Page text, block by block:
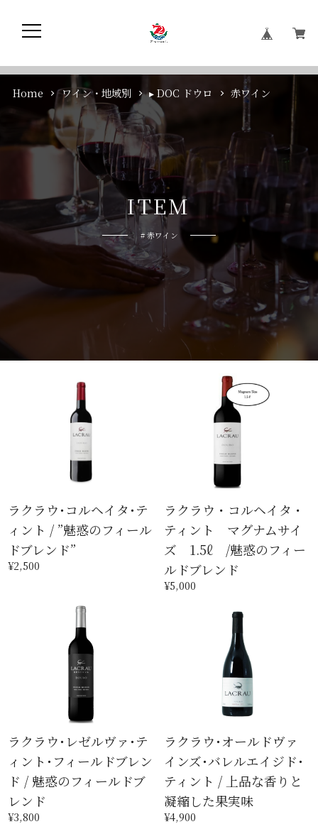
ITEM
# 赤ワイン
Home ワイン・地域別 ▸ DOC ドウロ 赤ワイン
ラクラウ･コルヘイタ･テ
ィント / ”魅惑のフィール
ドブレンド”
¥2,500
ラクラウ・コルヘイタ・
ティント マグナムサイ
ズ 1.5ℓ /魅惑のフィー
ルドブレンド
¥5,000
ラクラウ･レゼルヴァ･テ
ィント･フィールドブレン
ド / 魅惑のフィールドブ
レンド
¥3,800
ラクラウ･オールドヴァ
インズ･バレルエイジド･
ティント / 上品な香りと
凝縮した果実味
¥4,900